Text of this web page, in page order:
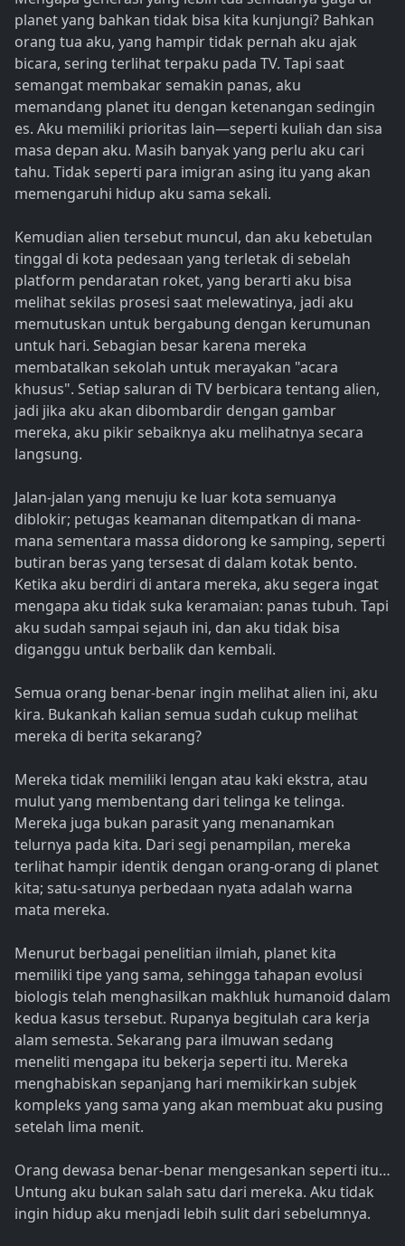
planet yang bahkan tidak bisa kita kunjungi? Bahkan
orang tua aku, yang hampir tidak pernah aku ajak
bicara, sering terlihat terpaku pada TV. Tapi saat
semangat membakar semakin panas, aku
memandang planet itu dengan ketenangan sedingin
es. Aku memiliki prioritas lain—seperti kuliah dan sisa
masa depan aku. Masih banyak yang perlu aku cari
tahu. Tidak seperti para imigran asing itu yang akan
memengaruhi hidup aku sama sekali.
Kemudian alien tersebut muncul, dan aku kebetulan
tinggal di kota pedesaan yang terletak di sebelah
platform pendaratan roket, yang berarti aku bisa
melihat sekilas prosesi saat melewatinya, jadi aku
memutuskan untuk bergabung dengan kerumunan
untuk hari. Sebagian besar karena mereka
membatalkan sekolah untuk merayakan "acara
khusus". Setiap saluran di TV berbicara tentang alien,
jadi jika aku akan dibombardir dengan gambar
mereka, aku pikir sebaiknya aku melihatnya secara
langsung.
Jalan-jalan yang menuju ke luar kota semuanya
diblokir; petugas keamanan ditempatkan di mana-
mana sementara massa didorong ke samping, seperti
butiran beras yang tersesat di dalam kotak bento.
Ketika aku berdiri di antara mereka, aku segera ingat
mengapa aku tidak suka keramaian: panas tubuh. Tapi
aku sudah sampai sejauh ini, dan aku tidak bisa
diganggu untuk berbalik dan kembali.
Semua orang benar-benar ingin melihat alien ini, aku
kira. Bukankah kalian semua sudah cukup melihat
mereka di berita sekarang?
Mereka tidak memiliki lengan atau kaki ekstra, atau
mulut yang membentang dari telinga ke telinga.
Mereka juga bukan parasit yang menanamkan
telurnya pada kita. Dari segi penampilan, mereka
terlihat hampir identik dengan orang-orang di planet
kita; satu-satunya perbedaan nyata adalah warna
mata mereka.
Menurut berbagai penelitian ilmiah, planet kita
memiliki tipe yang sama, sehingga tahapan evolusi
biologis telah menghasilkan makhluk humanoid dalam
kedua kasus tersebut. Rupanya begitulah cara kerja
alam semesta. Sekarang para ilmuwan sedang
meneliti mengapa itu bekerja seperti itu. Mereka
menghabiskan sepanjang hari memikirkan subjek
kompleks yang sama yang akan membuat aku pusing
setelah lima menit.
Orang dewasa benar-benar mengesankan seperti itu…
Untung aku bukan salah satu dari mereka. Aku tidak
ingin hidup aku menjadi lebih sulit dari sebelumnya.